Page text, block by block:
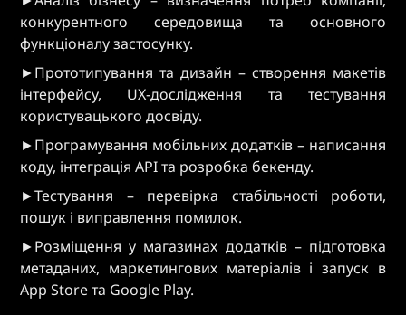
конкурентного середовища та основного
функціоналу застосунку.
►Прототипування та дизайн – створення макетів
інтерфейсу, UX-дослідження та тестування
користувацького досвіду.
►Програмування мобільних додатків – написання
коду, інтеграція API та розробка бекенду.
►Тестування – перевірка стабільності роботи,
пошук і виправлення помилок.
►Розміщення у магазинах додатків – підготовка
метаданих, маркетингових матеріалів і запуск в
App Store та Google Play.